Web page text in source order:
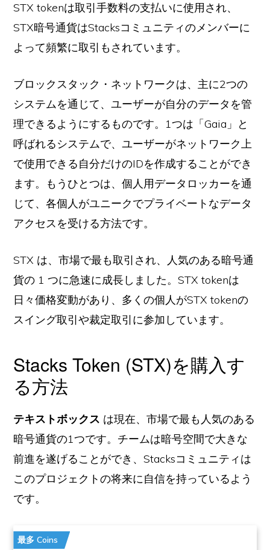
STX tokenは取引手数料の支払いに使用され、
STX暗号通貨はStacksコミュニティのメンバーに
よって頻繁に取引もされています。
ブロックスタック・ネットワークは、主に2つの
システムを通じて、ユーザーが自分のデータを管
理できるようにするものです。1つは「Gaia」と
呼ばれるシステムで、ユーザーがネットワーク上
で使用できる自分だけのIDを作成することができ
ます。もうひとつは、個人用データロッカーを通
じて、各個人がユニークでプライベートなデータ
アクセスを受ける方法です。
STX は、市場で最も取引され、人気のある暗号通
貨の 1 つに急速に成長しました。STX tokenは
日々価格変動があり、多くの個人がSTX tokenの
スイング取引や裁定取引に参加しています。
Stacks Token (STX)を購入す
る方法
テキストボックス は現在、市場で最も人気のある
暗号通貨の1つです。チームは暗号空間で大きな
前進を遂げることができ、Stacksコミュニティは
このプロジェクトの将来に自信を持っているよう
です。
最多 Coins